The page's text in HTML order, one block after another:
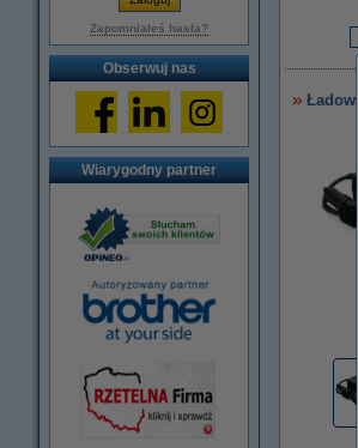
Zapomniałeś hasła?
Obserwuj nas
Wiarygodny partner